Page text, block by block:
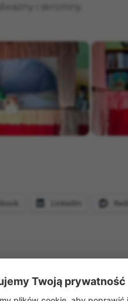
LinkedIn
Twoją prywatność